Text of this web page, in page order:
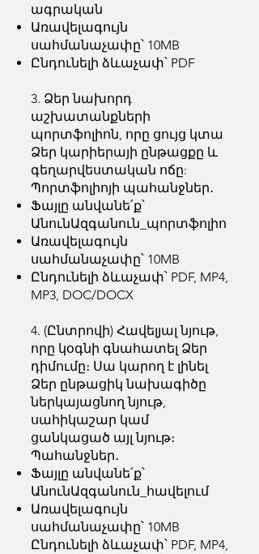
ագրական
Առավելագույն
սահմանաչափը՝ 10MB
Ընդունելի ձևաչափ՝ PDF
3. Ձեր նախորդ
աշխատանքների
պորտֆոլիոն, որը ցույց կտա
Ձեր կարիերայի ընթացքը և
գեղարվեստական ոճը:
Պորտֆոլիոյի պահանջներ․
Ֆայլը անվանե՛ք՝
ԱնունԱզգանուն_պորտֆոլիո
Առավելագույն
սահմանաչափը՝ 10MB
Ընդունելի ձևաչափ՝ PDF, MP4,
MP3, DOC/DOCX
4. (Ընտրովի) Հավելյալ նյութ,
որը կօգնի գնահատել Ձեր
դիմումը։ Սա կարող է լինել
Ձեր ընթացիկ նախագիծը
ներկայացնող նյութ,
սահիկաշար կամ
ցանկացած այլ նյութ։
Պահանջներ․
Ֆայլը անվանե՛ք՝
ԱնունԱզգանուն_հավելում
Առավելագույն
սահմանաչափը՝ 10MB
Ընդունելի ձևաչափ՝ PDF, MP4,